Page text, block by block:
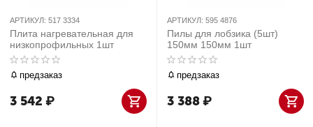
АРТИКУЛ: 517 3334
Плита нагревательная для
низкопрофильных 1шт
предзаказ
3 542 ₽
АРТИКУЛ: 595 4876
Пилы для лобзика (5шт)
150мм 150мм 1шт
предзаказ
3 388₽